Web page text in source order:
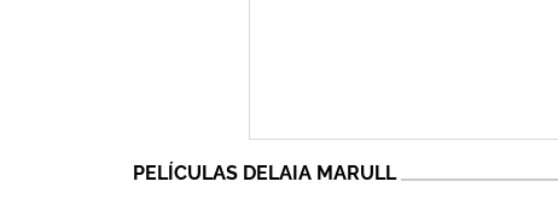
PELÍCULAS DELAIA MARULL